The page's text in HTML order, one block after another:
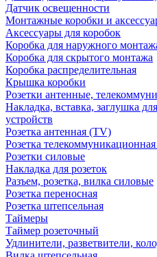
Датчик освещенности
Монтажные коробки и
Аксессуары для коробок
Коробка для наружного
Коробка для скрытого монтажа
Коробка распределительная
Крышка коробки
Розетки антенные,
Накладка, вставка, заглушка
устройств
Розетка антенная (TV)
Розетка
Розетки силовые
Накладка для розеток
Разъем, розетка, вилка силовые
Розетка переносная
Розетка штепсельная
Таймеры
Таймер розеточный
Удлинители, разветвители,